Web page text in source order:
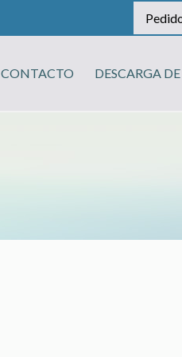
CONTACTO DESCARGA